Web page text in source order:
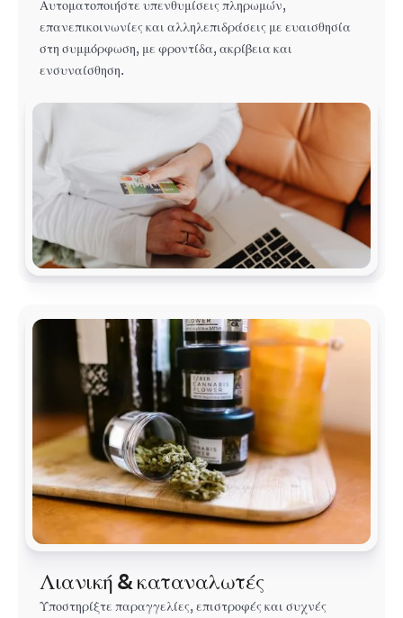
Αυτοματοποιήστε υπενθυμίσεις πληρωμών,
επανεπικοινωνίες και αλληλεπιδράσεις με ευαισθησία
στη συμμόρφωση, με φροντίδα, ακρίβεια και
ενσυναίσθηση.
Λιανική & καταναλωτές
Υποστηρίξτε παραγγελίες, επιστροφές και συχνές